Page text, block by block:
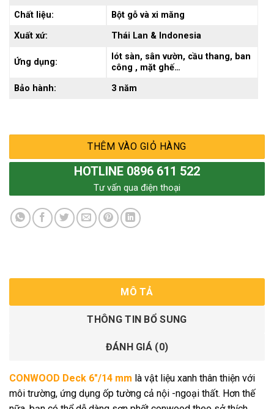
Chất liệu:
Bột gỗ và xi măng
Xuất xứ:
Thái Lan & Indonesia
Ứng dụng:
lót sàn, sân vườn, cầu thang, ban
công , mặt ghế…
Bảo hành:
3 năm
THÊM VÀO GIỎ HÀNG
HOTLINE 0896 611 522
Tư vấn qua điện thoại
MÔ TẢ
THÔNG TIN BỔ SUNG
ĐÁNH GIÁ (0)
CONWOOD Deck 6″/14 mm là vật liệu xanh thân thiện với
môi trường, ứng dụng ốp tường cả nội -ngoại thất. Hơn thế